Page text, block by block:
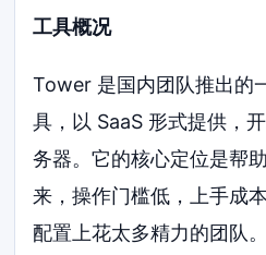
工具概况
Tower 是国内团队推出的
具，以 SaaS 形式提供，
务器。它的核心定位是帮
来，操作门槛低，上手成
配置上花太多精力的团队。